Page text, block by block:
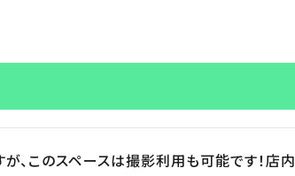
、このスペースは撮影利用も可能です！店内